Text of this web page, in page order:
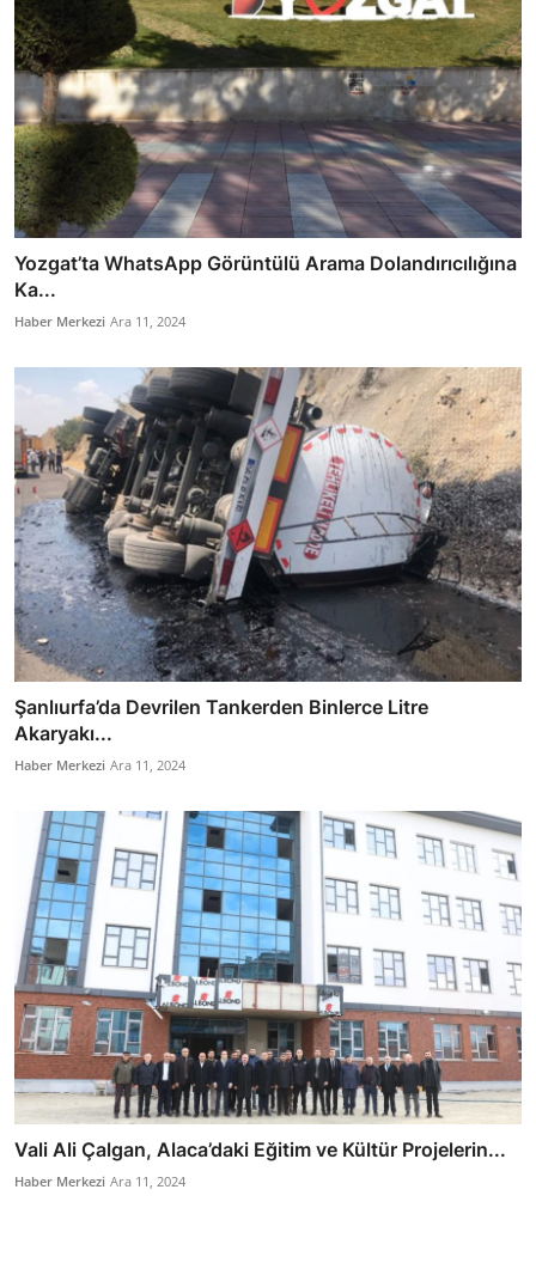
Yozgat’ta WhatsApp Görüntülü Arama Dolandırıcılığına
Ka...
Haber Merkezi Ara 11, 2024
Şanlıurfa’da Devrilen Tankerden Binlerce Litre
Akaryakı...
Haber Merkezi Ara 11, 2024
Vali Ali Çalgan, Alaca’daki Eğitim ve Kültür Projelerin...
Haber Merkezi Ara 11, 2024